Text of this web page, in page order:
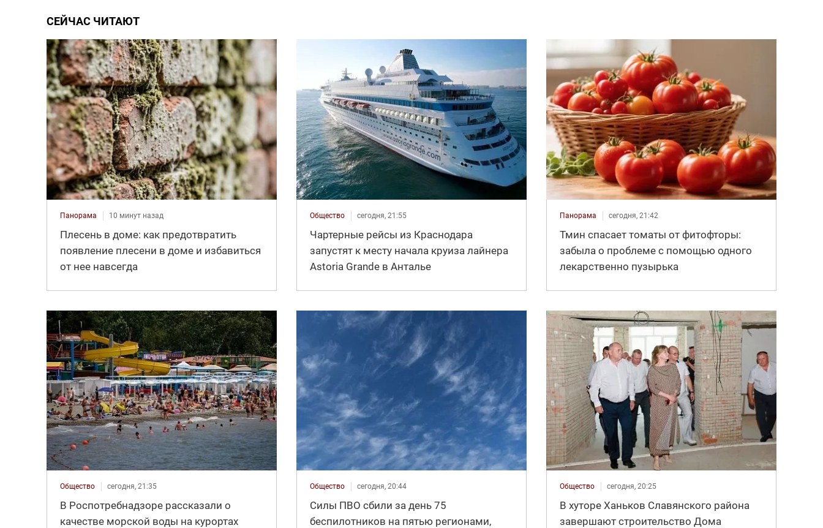
СЕЙЧАС ЧИТАЮТ
Панорама 10 минут назад
Плесень в доме: как предотвратить
появление плесени в доме и избавиться
от нее навсегда
Общество сегодня, 21:55
Чартерные рейсы из Краснодара
запустят к месту начала круиза лайнера
Astoria Grande в Анталье
Панорама сегодня, 21:42
Тмин спасает томаты от фитофторы:
забыла о проблеме с помощью одного
лекарственно пузырька
Общество сегодня, 21:35
В Роспотребнадзоре рассказали о
качестве морской воды на курортах
Общество сегодня, 20:44
Силы ПВО сбили за день 75
беспилотников на пятью регионами,
Общество сегодня, 20:25
В хуторе Ханьков Славянского района
завершают строительство Дома